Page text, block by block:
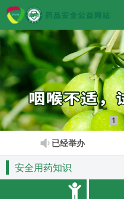
1
已经举办
安全用药知识